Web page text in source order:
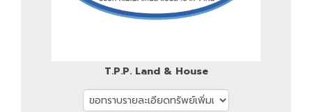
T.P.P. Land & House